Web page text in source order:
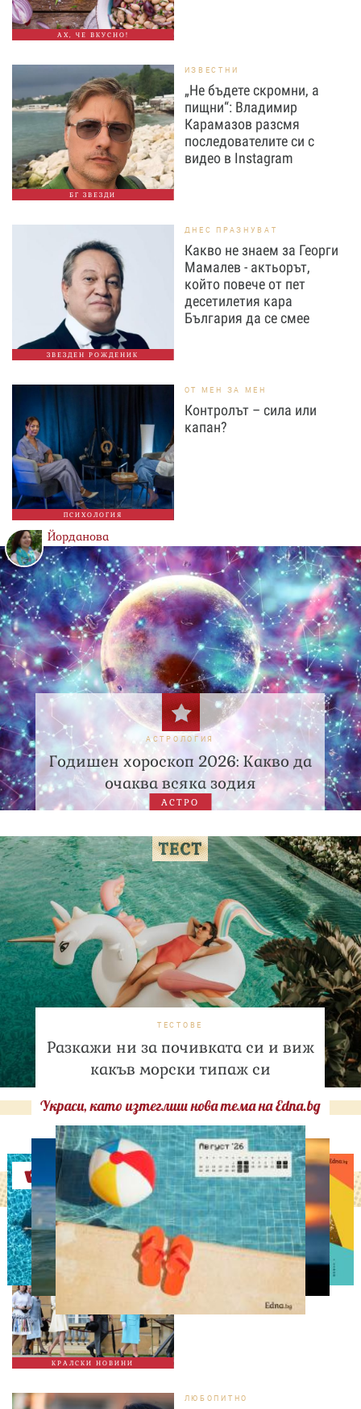
АХ, ЧЕ ВКУСНО!
БГ ЗВЕЗДИ
ИЗВЕСТНИ
„Не бъдете скромни, а
пищни“: Владимир
Карамазов разсмя
последователите си с
видео в Instagram
ЗВЕЗДЕН РОЖДЕНИК
ДНЕС ПРАЗНУВАТ
Какво не знаем за Георги
Мамалев - актьорът,
който повече от пет
десетилетия кара
България да се смее
ПСИХОЛОГИЯ
ОТ МЕН ЗА МЕН
Контролът – сила или
капан?
Йорданова
АСТРОЛОГИЯ
Годишен хороскоп 2026: Какво да
очаква всяка зодия
АСТРО
ТЕСТОВЕ
Разкажи ни за почивката си и виж
какъв морски типаж си
Украси, като изтеглиш нова тема на Edna.bg
Оферти
КРАЛСКИ НОВИНИ
СВОБОДНО ВРЕМЕ
Ново бебе в кралското
семейство
ЛЮБОПИТНО